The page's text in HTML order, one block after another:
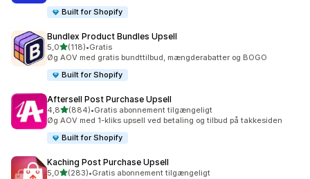
Built for Shopify
Bundlex Product Bundles Upsell
5,0ud af 5 stjerner
(118)
118 anmeldelser i alt
•Gratis
Øg AOV med gratis bundttilbud, mængderabatter og BOGO
Built for Shopify
Aftersell Post Purchase Upsell
4,8ud af 5 stjerner
(884)
884 anmeldelser i alt
•Gratis abonnement tilgængeligt
Øg AOV med 1-kliks upsell ved betaling og tilbud på takkesiden
Built for Shopify
Kaching Post Purchase Upsell
5,0ud af 5 stjerner
(283)
283 anmeldelser i alt
•Gratis abonnement tilgængeligt